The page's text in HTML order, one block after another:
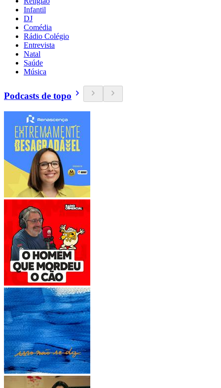
Infantil
DJ
Comédia
Rádio Colégio
Entrevista
Natal
Saúde
Música
Podcasts de topo